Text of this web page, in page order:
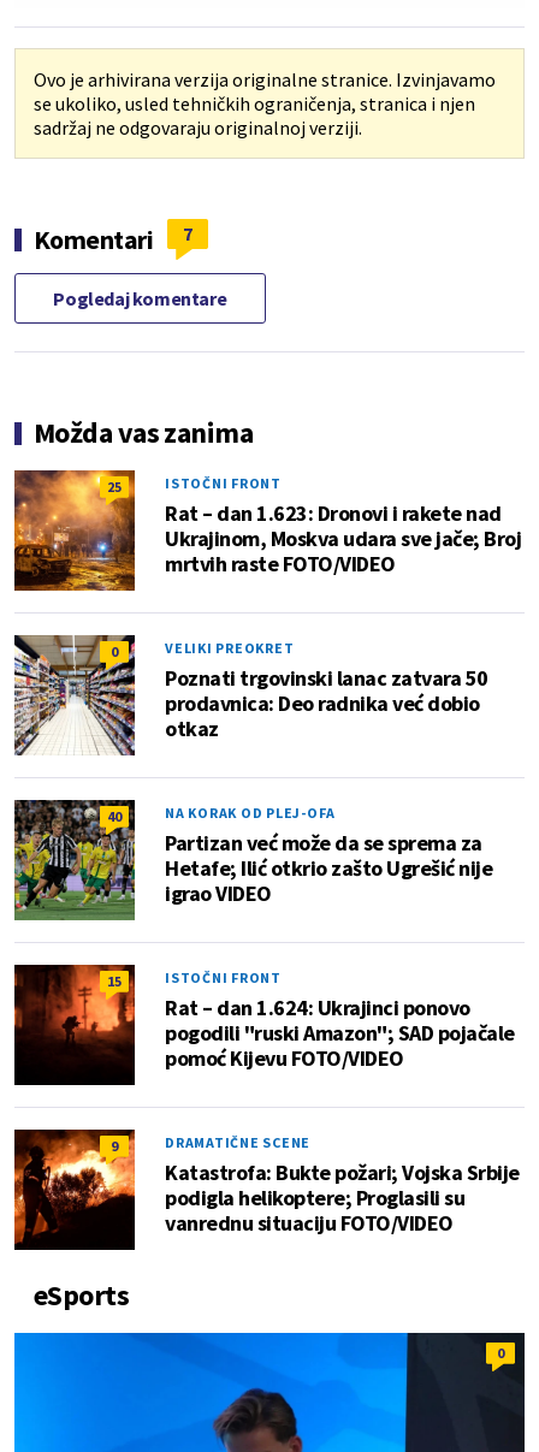
Ovo je arhivirana verzija originalne stranice. Izvinjavamo
se ukoliko, usled tehničkih ograničenja, stranica i njen
sadržaj ne odgovaraju originalnoj verziji.
Komentari 7
Pogledaj komentare
Možda vas zanima
25 ISTOČNI FRONT
Rat – dan 1.623: Dronovi i rakete nad
Ukrajinom, Moskva udara sve jače; Broj
mrtvih raste FOTO/VIDEO
0 VELIKI PREOKRET
Poznati trgovinski lanac zatvara 50
prodavnica: Deo radnika već dobio
otkaz
40 NA KORAK OD PLEJ-OFA
Partizan već može da se sprema za
Hetafe; Ilić otkrio zašto Ugrešić nije
igrao VIDEO
15 ISTOČNI FRONT
Rat – dan 1.624: Ukrajinci ponovo
pogodili "ruski Amazon"; SAD pojačale
pomoć Kijevu FOTO/VIDEO
9 DRAMATIČNE SCENE
Katastrofa: Bukte požari; Vojska Srbije
podigla helikoptere; Proglasili su
vanrednu situaciju FOTO/VIDEO
eSports
0